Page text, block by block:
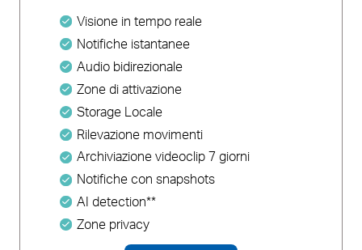
Visione in tempo reale
Notifiche istantanee
Audio bidirezionale
Zone di attivazione
Storage Locale
Rilevazione movimenti
Archiviazione videoclip 7 giorni
Notifiche con snapshots
AI detection**
Zone privacy